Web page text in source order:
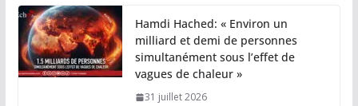
Hamdi Hached: « Environ un
milliard et demi de personnes
simultanément sous l’effet de
vagues de chaleur »
31 juillet 2026